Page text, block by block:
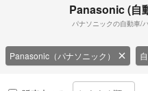
Panasonic (自
パナソニックの自動車/
Panasonic（パナソニック）